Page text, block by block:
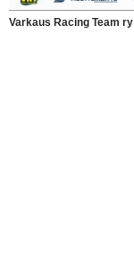
Varkaus Racing Team ry